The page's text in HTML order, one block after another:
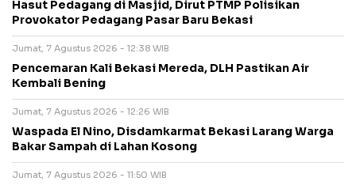
Hasut Pedagang di Masjid, Dirut PTMP Polisikan
Provokator Pedagang Pasar Baru Bekasi
Jumat, 7 Agustus 2026 - 12:38 WIB
Pencemaran Kali Bekasi Mereda, DLH Pastikan Air
Kembali Bening
Jumat, 7 Agustus 2026 - 12:26 WIB
Waspada El Nino, Disdamkarmat Bekasi Larang Warga
Bakar Sampah di Lahan Kosong
Jumat, 7 Agustus 2026 - 11:50 WIB